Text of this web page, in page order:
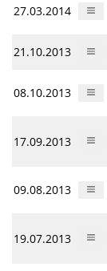
27.03.2014
21.10.2013
08.10.2013
17.09.2013
09.08.2013
19.07.2013